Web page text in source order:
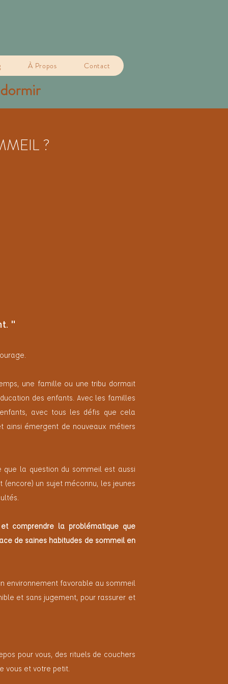
À Propos Contact
?
"
une famille ou une tribu dormait
des enfants. Avec les familles
avec tous les défis que cela
ainsi émergent de nouveaux métiers
la question du sommeil est aussi
un sujet méconnu, les jeunes
comprendre la problématique que
de saines habitudes de sommeil en
environnement favorable au sommeil
et sans jugement, pour rassurer et
pour vous, des rituels de couchers
vous et votre petit.